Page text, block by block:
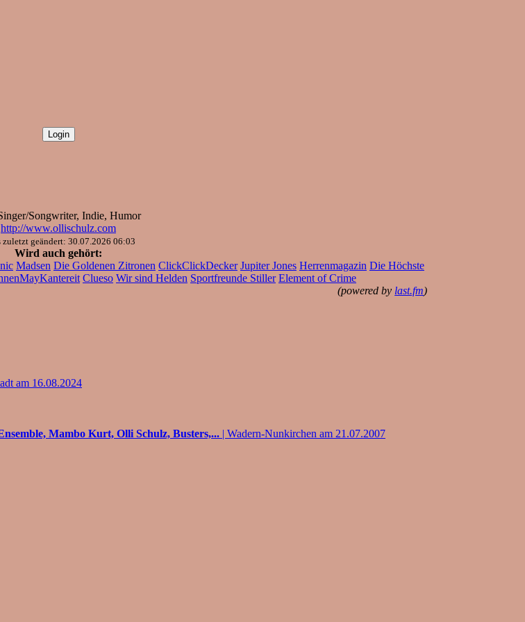
Songwriter, Indie, Humor
http://www.ollischulz.com
zuletzt geändert: 30.07.2026 06:03
Wird auch gehört:
Madsen Die Goldenen Zitronen ClickClickDecker Jupiter Jones Herrenmagazin Die Höchste
Clueso Wir sind Helden Sportfreunde Stiller Element of Crime
(powered by last.fm)
am 16.08.2024
Mambo Kurt, Olli Schulz, Busters,... | Wadern-Nunkirchen am 21.07.2007